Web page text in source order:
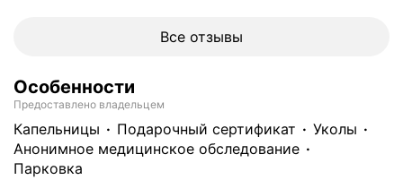
Все отзывы
Особенности
Предоставлено владельцем
капельницы подарочный сертификат
уколы
анонимное медицинское обследование
парковка